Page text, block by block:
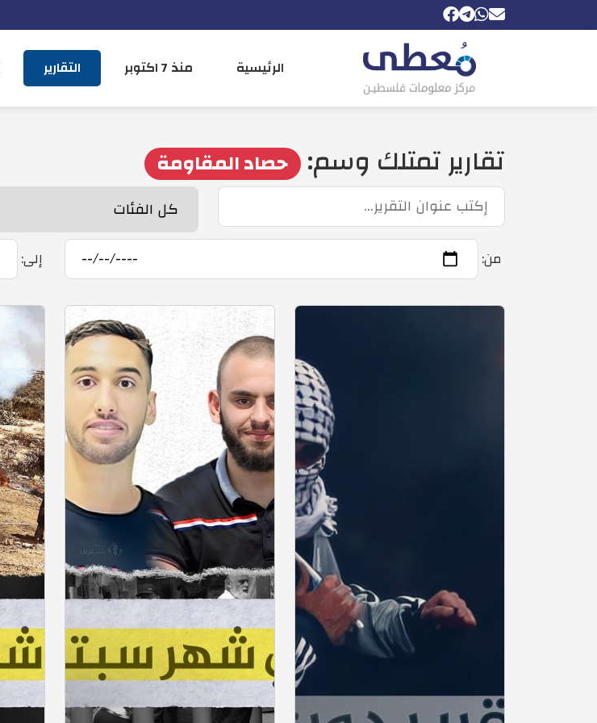
الرئيسية منذ 7 اكتوبر التقارير
تقارير تمتلك وسم: حصاد المقاومة
من: إلى: